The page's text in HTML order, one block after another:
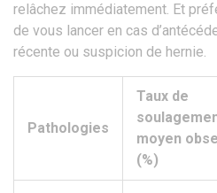
relâchez immédiatement. Et
de vous lancer en cas
récente ou suspicion de hernie.
Pathologies
Taux de
moyen
(%)